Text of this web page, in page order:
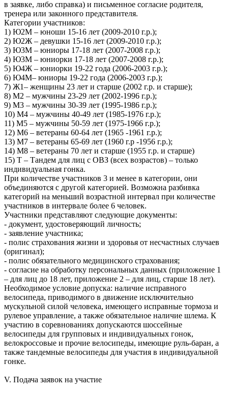
в заявке, либо справка) и письменное согласие родителя,
тренера или законного представителя.
Категории участников:
1) Ю2М – юноши 15-16 лет (2009-2010 г.р.);
2) Ю2Ж – девушки 15-16 лет (2009-2010 г.р.);
3) Ю3М – юниоры 17-18 лет (2007-2008 г.р.);
4) Ю3М – юниорки 17-18 лет (2007-2008 г.р.);
5) Ю4Ж – юниорки 19-22 года (2006-2003 г.р.);
6) Ю4М– юниоры 19-22 года (2006-2003 г.р.);
7) Ж1– женщины 23 лет и старше (2002 г.р. и старше);
8) М2 – мужчины 23-29 лет (2002-1996 г.р.);
9) М3 – мужчины 30-39 лет (1995-1986 г.р.);
10) М4 – мужчины 40-49 лет (1985-1976 г.р.);
11) М5 – мужчины 50-59 лет (1975-1966 г.р.);
12) М6 – ветераны 60-64 лет (1965 -1961 г.р.);
13) М7 – ветераны 65-69 лет (1960 г.р -1956 г.р.);
14) М8 – ветераны 70 лет и старше (1955 г.р. и старше)
15) Т – Тандем для лиц с ОВЗ (всех возрастов) – только
индивидуальная гонка.
При количестве участников 3 и менее в категории, они
объединяются с другой категорией. Возможна разбивка
категорий на меньший возрастной интервал при количестве
участников в интервале более 6 человек.
Участники представляют следующие документы:
- документ, удостоверяющий личность;
- заявление участника;
- полис страхования жизни и здоровья от несчастных случаев
(оригинал);
- полис обязательного медицинского страхования;
- согласие на обработку персональных данных (приложение 1
– для лиц до 18 лет, приложение 2 – для лиц, старше 18 лет).
Необходимое условие допуска: наличие исправного
велосипеда, приводимого в движение исключительно
мускульной силой человека, имеющего исправные тормоза и
рулевое управление, а также обязательное наличие шлема. К
участию в соревнованиях допускаются шоссейные
велосипеды для групповых и индивидуальных гонок,
велокроссовые и прочие велосипеды, имеющие руль-баран, а
также тандемные велосипеды для участия в индивидуальной
гонке.
V. Подача заявок на участие